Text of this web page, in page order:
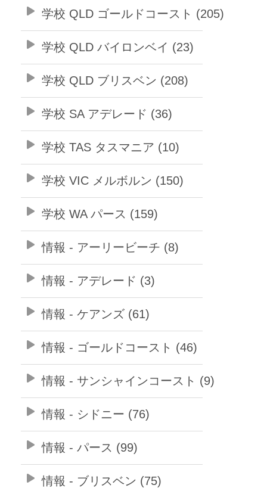
学校 QLD ゴールドコースト (205)
学校 QLD バイロンベイ (23)
学校 QLD ブリスベン (208)
学校 SA アデレード (36)
学校 TAS タスマニア (10)
学校 VIC メルボルン (150)
学校 WA パース (159)
情報 - アーリービーチ (8)
情報 - アデレード (3)
情報 - ケアンズ (61)
情報 - ゴールドコースト (46)
情報 - サンシャインコースト (9)
情報 - シドニー (76)
情報 - パース (99)
情報 - ブリスベン (75)